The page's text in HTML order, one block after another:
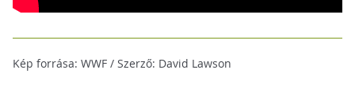
Kép forrása: WWF / Szerző: David Lawson